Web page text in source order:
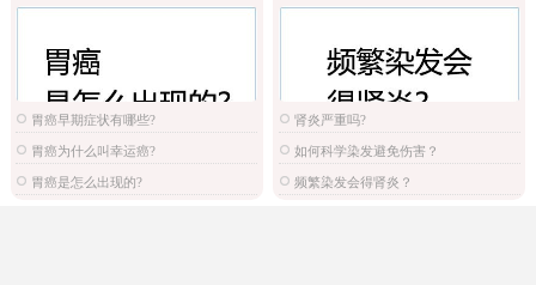
胃癌早期症状有哪些?
胃癌为什么叫幸运癌?
胃癌是怎么出现的?
肾炎严重吗?
如何科学染发避免伤害？
频繁染发会得肾炎？